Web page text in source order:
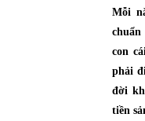
Mỗi
con
phải
đời
tiền